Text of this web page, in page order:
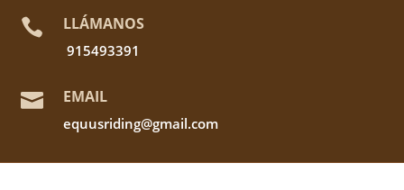
 LLÁMANOS
915493391
 EMAIL
equusriding@gmail.com